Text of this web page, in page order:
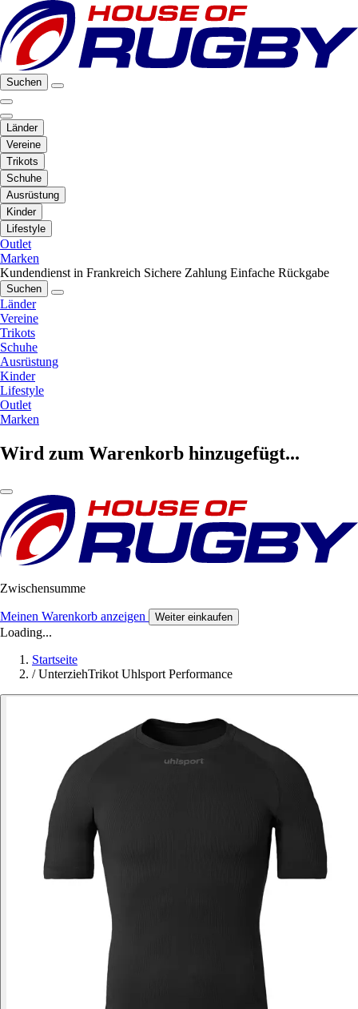
Suchen
Länder
Vereine
Trikots
Schuhe
Ausrüstung
Kinder
Lifestyle
Outlet
Marken
Kundendienst in Frankreich Sichere Zahlung Einfache Rückgabe
Suchen
Länder
Vereine
Trikots
Schuhe
Ausrüstung
Kinder
Lifestyle
Outlet
Marken
Wird zum Warenkorb hinzugefügt...
Zwischensumme
Meinen Warenkorb anzeigen Weiter einkaufen
Loading...
Startseite
/ UnterziehTrikot Uhlsport Performance